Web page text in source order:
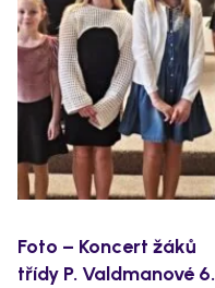
Foto – Koncert žáků
třídy P. Valdmanové 6.